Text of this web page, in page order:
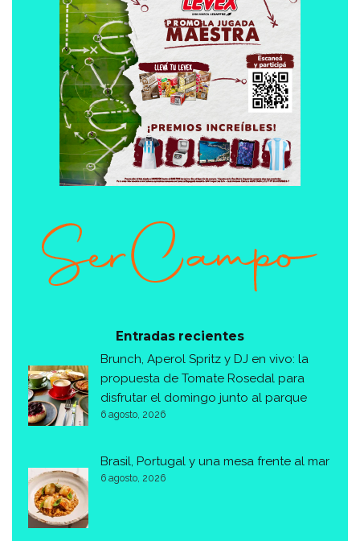
Entradas recientes
Brunch, Aperol Spritz y DJ en vivo: la
propuesta de Tomate Rosedal para
disfrutar el domingo junto al parque
6 agosto, 2026
Brasil, Portugal y una mesa frente al mar
6 agosto, 2026